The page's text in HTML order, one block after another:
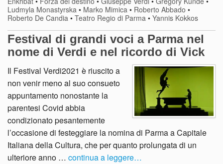
Ludmyla Monastyrska • Marko Mimica • Roberto Abbado •
Roberto De Candia • Teatro Regio di Parma • Yannis Kokkos
Festival di grandi voci a Parma nel
nome di Verdi e nel ricordo di Vick
Il Festival Verdi2021 è riuscito a
non venir meno al suo consueto
appuntamento nonostante la
parentesi Covid abbia
condizionato pesantemente
l’occasione di festeggiare la nomina di Parma a Capitale
Italiana della Cultura, che per quanto prolungata di un
ulteriore anno … continua a leggere…